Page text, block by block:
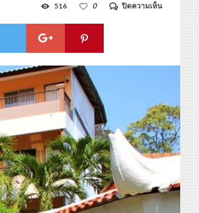
ปิดความเห็นบน
Riviera
0
516